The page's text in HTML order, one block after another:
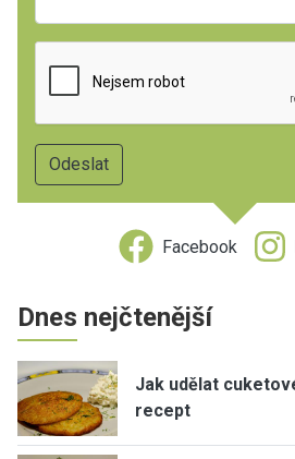
Facebook
Dnes nejčtenější
Jak udělat
recept